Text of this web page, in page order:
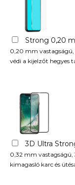
Strong 0,20
0,20 mm vastagságú,
védi a kijelzőt hegyes
3D Ultra
0,32 mm vastagságú,
kimagasló karc és